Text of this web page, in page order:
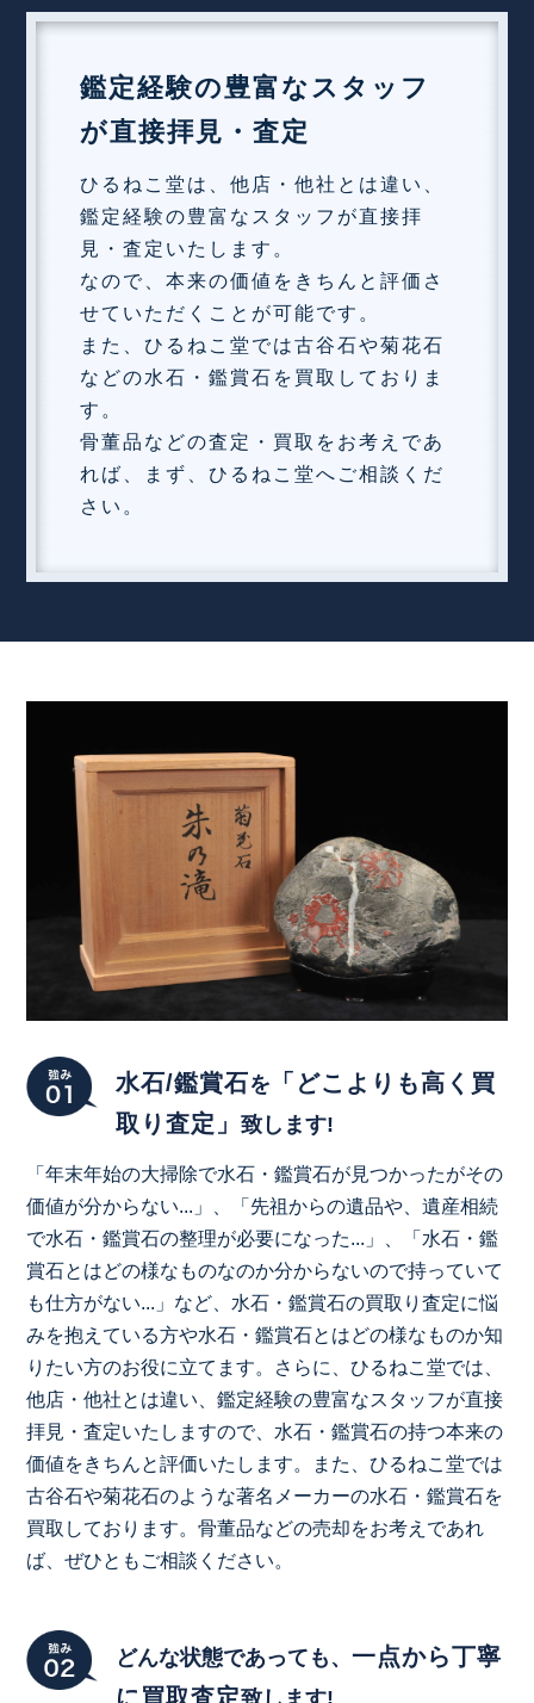
鑑定経験の豊富なスタッフ
が直接拝見・査定
ひるねこ堂は、他店・他社とは違い、
鑑定経験の豊富なスタッフが直接拝
見・査定いたします。
なので、本来の価値をきちんと評価さ
せていただくことが可能です。
また、ひるねこ堂では古谷石や菊花石
などの水石・鑑賞石を買取しておりま
す。
骨董品などの査定・買取をお考えであ
れば、まず、ひるねこ堂へご相談くだ
さい。
水石/鑑賞石を
「どこよりも高く買
取り査定」致します!
「年末年始の大掃除で水石・鑑賞石が見つかったがその
価値が分からない...」、「先祖からの遺品や、遺産相続
で水石・鑑賞石の整理が必要になった...」、「水石・鑑
賞石とはどの様なものなのか分からないので持っていて
も仕方がない...」など、水石・鑑賞石の買取り査定に悩
みを抱えている方や水石・鑑賞石とはどの様なものか知
りたい方のお役に立てます。さらに、ひるねこ堂では、
他店・他社とは違い、鑑定経験の豊富なスタッフが直接
拝見・査定いたしますので、水石・鑑賞石の持つ本来の
価値をきちんと評価いたします。また、ひるねこ堂では
古谷石や菊花石のような著名メーカーの水石・鑑賞石を
買取しております。骨董品などの売却をお考えであれ
ば、ぜひともご相談ください。
どんな状態であっても、 一点から丁寧
に買取査定致します!